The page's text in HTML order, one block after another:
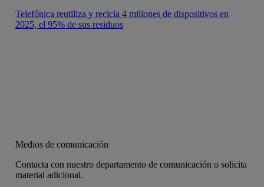
Telefónica reutiliza y recicla 4 millones de dispositivos en
2025, el 95% de sus residuos
Medios de comunicación
Contacta con nuestro departamento de comunicación o solicita
material adicional.